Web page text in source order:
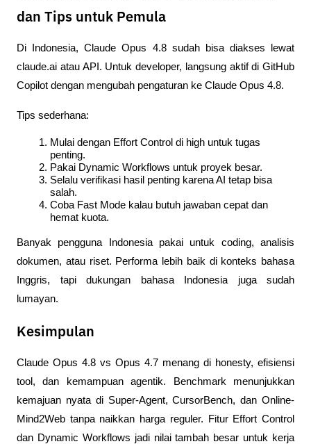
dan Tips untuk Pemula
Di Indonesia, Claude Opus 4.8 sudah bisa diakses lewat
claude.ai atau API. Untuk developer, langsung aktif di GitHub
Copilot dengan mengubah pengaturan ke Claude Opus 4.8.
Tips sederhana:
Mulai dengan Effort Control di high untuk tugas
penting.
Pakai Dynamic Workflows untuk proyek besar.
Selalu verifikasi hasil penting karena AI tetap bisa
salah.
Coba Fast Mode kalau butuh jawaban cepat dan
hemat kuota.
Banyak pengguna Indonesia pakai untuk coding, analisis
dokumen, atau riset. Performa lebih baik di konteks bahasa
Inggris, tapi dukungan bahasa Indonesia juga sudah
lumayan.
Kesimpulan
Claude Opus 4.8 vs Opus 4.7 menang di honesty, efisiensi
tool, dan kemampuan agentik. Benchmark menunjukkan
kemajuan nyata di Super-Agent, CursorBench, dan Online-
Mind2Web tanpa naikkan harga reguler. Fitur Effort Control
dan Dynamic Workflows jadi nilai tambah besar untuk kerja